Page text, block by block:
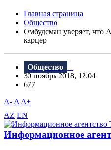
Главная страница
Общество
Oмбудсман уверяет, что
карцер
Общество
30 ноябрь 2018, 12:04
677
A- A A+
AZ EN
Информационное